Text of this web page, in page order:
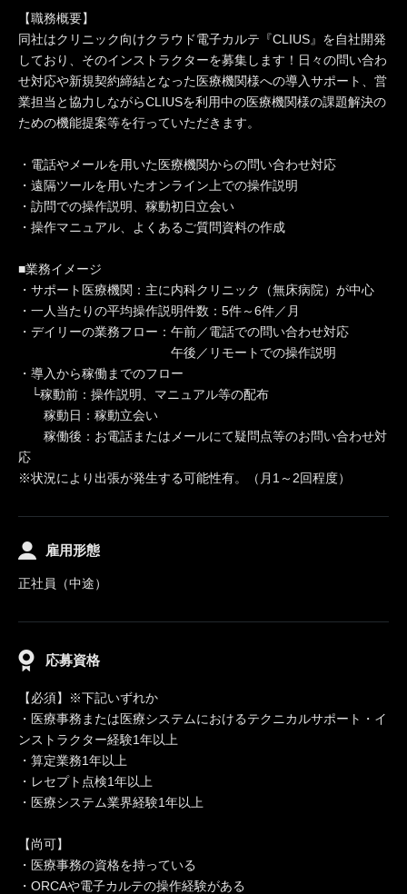
【職務概要】
同社はクリニック向けクラウド電子カルテ『CLIUS』を自社開発
しており、そのインストラクターを募集します！日々の問い合わ
せ対応や新規契約締結となった医療機関様への導入サポート、営
業担当と協力しながらCLIUSを利用中の医療機関様の課題解決の
ための機能提案等を行っていただきます。
・電話やメールを用いた医療機関からの問い合わせ対応
・遠隔ツールを用いたオンライン上での操作説明
・訪問での操作説明、稼動初日立会い
・操作マニュアル、よくあるご質問資料の作成
■業務イメージ
・サポート医療機関：主に内科クリニック（無床病院）が中心
・一人当たりの平均操作説明件数：5件～6件／月
・デイリーの業務フロー：午前／電話での問い合わせ対応
午後／リモートでの操作説明
・導入から稼働までのフロー
└稼動前：操作説明、マニュアル等の配布
稼動日：稼動立会い
稼働後：お電話またはメールにて疑問点等のお問い合わせ対
応
※状況により出張が発生する可能性有。（月1～2回程度）
雇用形態
正社員（中途）
応募資格
【必須】※下記いずれか
・医療事務または医療システムにおけるテクニカルサポート・イ
ンストラクター経験1年以上
・算定業務1年以上
・レセプト点検1年以上
・医療システム業界経験1年以上
【尚可】
・医療事務の資格を持っている
・ORCAや電子カルテの操作経験がある